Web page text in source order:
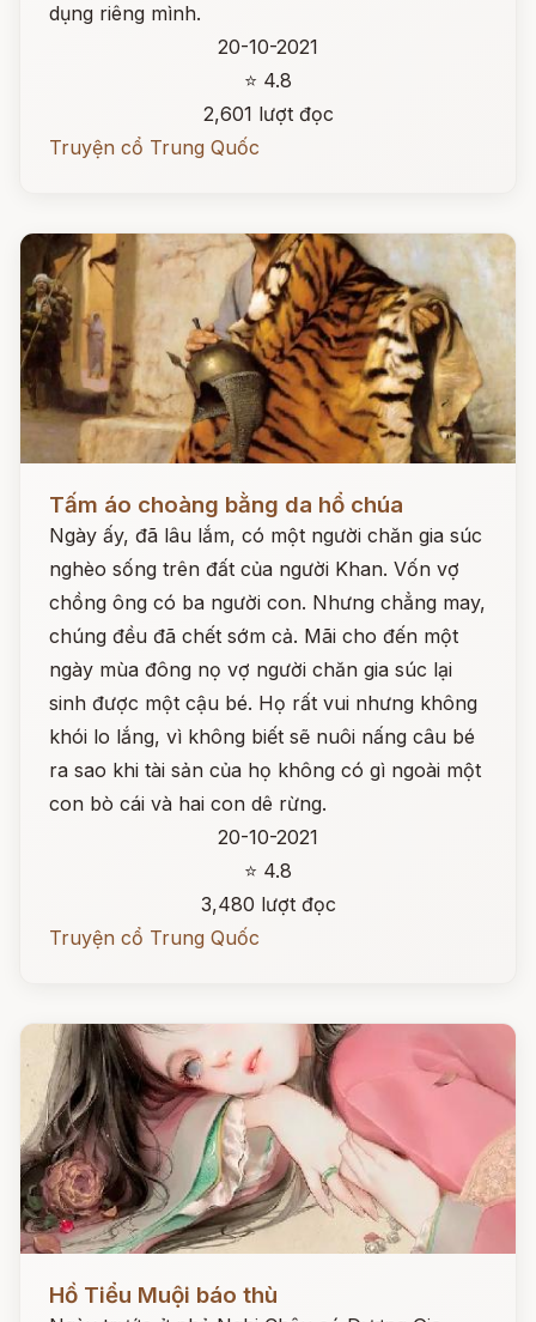
dụng riêng mình.
20-10-2021
⭐ 4.8
2,601 lượt đọc
Truyện cổ Trung Quốc
Đọc ngay
Tấm áo choàng bằng da hổ chúa
Ngày ấy, đã lâu lắm, có một người chăn gia súc
nghèo sống trên đất của người Khan. Vốn vợ
chồng ông có ba người con. Nhưng chẳng may,
chúng đều đã chết sớm cả. Mãi cho đến một
ngày mùa đông nọ vợ người chăn gia súc lại
sinh được một cậu bé. Họ rất vui nhưng không
khói lo lắng, vì không biết sẽ nuôi nấng câu bé
ra sao khi tài sản của họ không có gì ngoài một
con bò cái và hai con dê rừng.
20-10-2021
⭐ 4.8
3,480 lượt đọc
Truyện cổ Trung Quốc
Đọc ngay
Hồ Tiểu Muội báo thù